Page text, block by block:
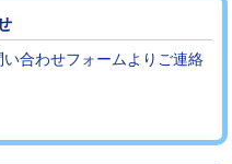
27,500円
16,500円
合わせフォームよりご連絡